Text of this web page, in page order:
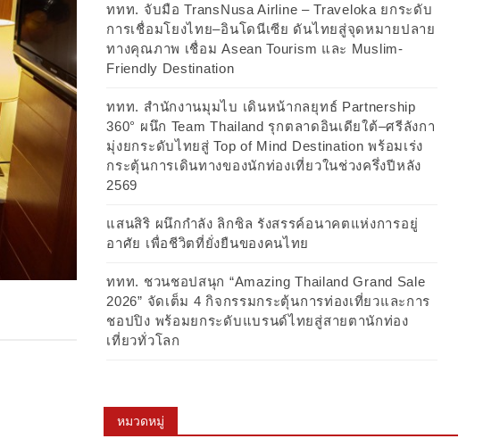
ททท. จับมือ TransNusa Airline – Traveloka ยกระดับ
การเชื่อมโยงไทย–อินโดนีเซีย ดันไทยสู่จุดหมายปลาย
ทางคุณภาพ เชื่อม Asean Tourism และ Muslim-
Friendly Destination
ททท. สำนักงานมุมไบ เดินหน้ากลยุทธ์ Partnership
360° ผนึก Team Thailand รุกตลาดอินเดียใต้–ศรีลังกา
มุ่งยกระดับไทยสู่ Top of Mind Destination พร้อมเร่ง
กระตุ้นการเดินทางของนักท่องเที่ยวในช่วงครึ่งปีหลัง
2569
แสนสิริ ผนึกกำลัง ลิกซิล รังสรรค์อนาคตแห่งการอยู่
อาศัย เพื่อชีวิตที่ยั่งยืนของคนไทย
ททท. ชวนชอปสนุก “Amazing Thailand Grand Sale
2026” จัดเต็ม 4 กิจกรรมกระตุ้นการท่องเที่ยวและการ
ชอปปิง พร้อมยกระดับแบรนด์ไทยสู่สายตานักท่อง
เที่ยวทั่วโลก
หมวดหมู่